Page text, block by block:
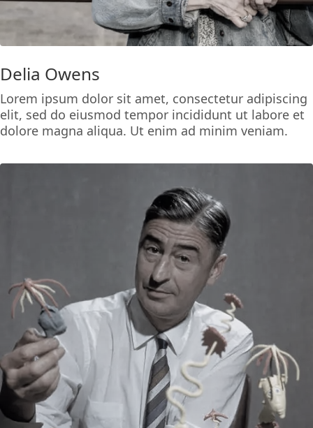
Delia Owens
Lorem ipsum dolor sit amet, consectetur adipiscing
elit, sed do eiusmod tempor incididunt ut labore et
dolore magna aliqua. Ut enim ad minim veniam.